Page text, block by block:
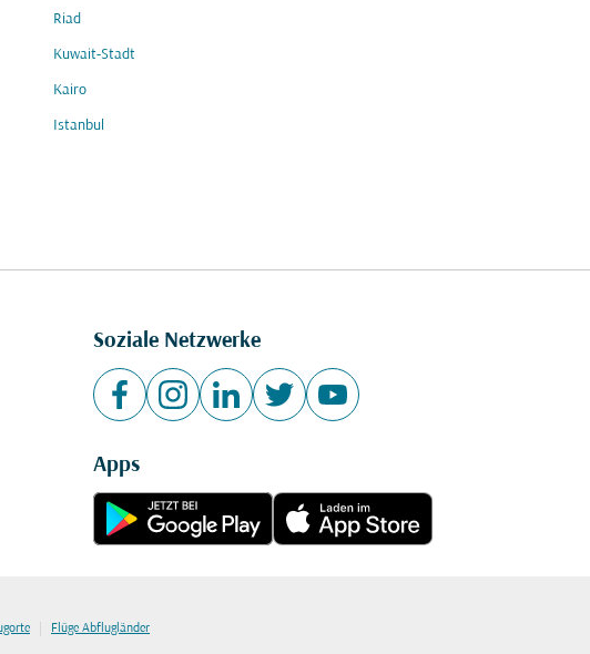
Riad
Kuwait-Stadt
Kairo
Istanbul
Soziale Netzwerke
Apps
| Flüge Abflugländer